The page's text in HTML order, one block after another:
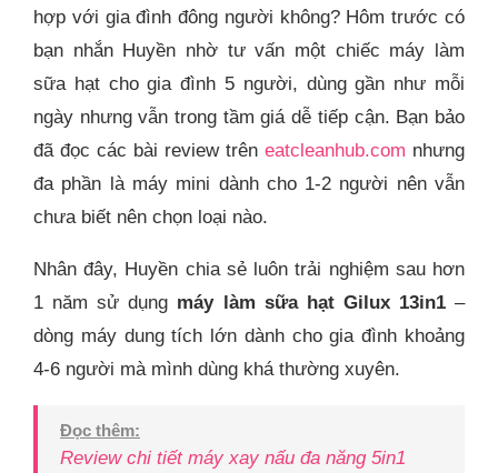
hợp với gia đình đông người không? Hôm trước có
bạn nhắn Huyền nhờ tư vấn một chiếc máy làm
sữa hạt cho gia đình 5 người, dùng gần như mỗi
ngày nhưng vẫn trong tầm giá dễ tiếp cận. Bạn bảo
đã đọc các bài review trên eatcleanhub.com nhưng
đa phần là máy mini dành cho 1-2 người nên vẫn
chưa biết nên chọn loại nào.
Nhân đây, Huyền chia sẻ luôn trải nghiệm sau hơn
1 năm sử dụng máy làm sữa hạt Gilux 13in1–
dòng máy dung tích lớn dành cho gia đình khoảng
4-6 người mà mình dùng khá thường xuyên.
Đọc thêm:
Review chi tiết máy xay nấu đa năng 5in1